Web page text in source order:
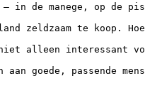
in de manege, op de
zeldzaam te koop.
alleen interessant
aan goede, passende